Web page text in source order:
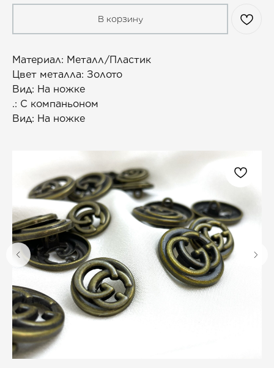
В корзину
Материал: Металл/Пластик
Цвет металла: Золото
Вид: На ножке
.: С компаньоном
Вид: На ножке